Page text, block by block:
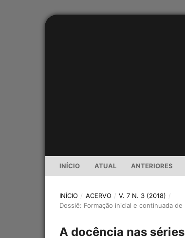
INÍCIO ATUAL ANTERIORES
INÍCIO / ACERVO / V. 7 N. 3 (2018) /
Dossiê: Formação inicial e continuada
A docência nas